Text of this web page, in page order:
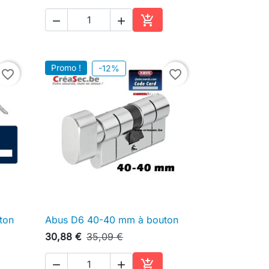
au panier
  
Ajouter au panier
favorite_border Promo ! -12% favorite_border
 Aperçu rapide
Abus D6 40-40 mm à bouton
30,88 € 35,09 €
  